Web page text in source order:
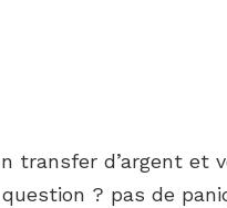
transfer d’argent et
? pas de